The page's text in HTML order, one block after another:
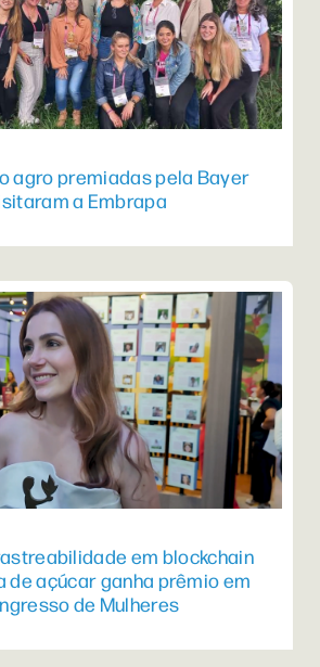
agro premiadas pela Bayer
a Embrapa
em blockchain
de açúcar ganha prêmio em
de Mulheres